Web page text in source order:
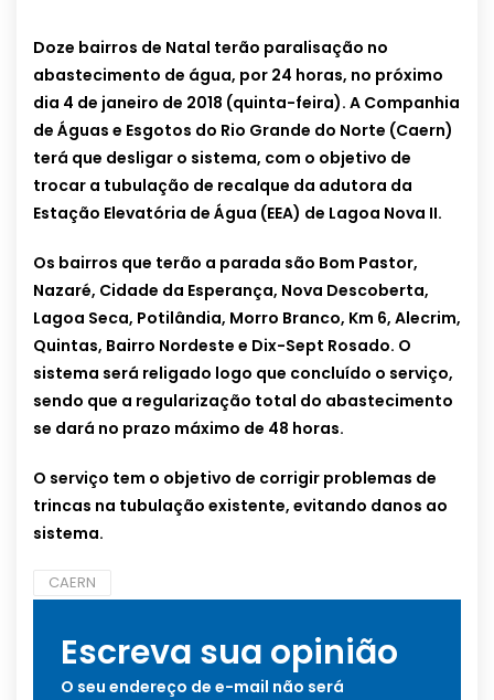
Doze bairros de Natal terão paralisação no
abastecimento de água, por 24 horas, no próximo
dia 4 de janeiro de 2018 (quinta-feira). A Companhia
de Águas e Esgotos do Rio Grande do Norte (Caern)
terá que desligar o sistema, com o objetivo de
trocar a tubulação de recalque da adutora da
Estação Elevatória de Água (EEA) de Lagoa Nova II.
Os bairros que terão a parada são Bom Pastor,
Nazaré, Cidade da Esperança, Nova Descoberta,
Lagoa Seca, Potilândia, Morro Branco, Km 6, Alecrim,
Quintas, Bairro Nordeste e Dix-Sept Rosado. O
sistema será religado logo que concluído o serviço,
sendo que a regularização total do abastecimento
se dará no prazo máximo de 48 horas.
O serviço tem o objetivo de corrigir problemas de
trincas na tubulação existente, evitando danos ao
sistema.
CAERN
Escreva sua opinião
O seu endereço de e-mail não será